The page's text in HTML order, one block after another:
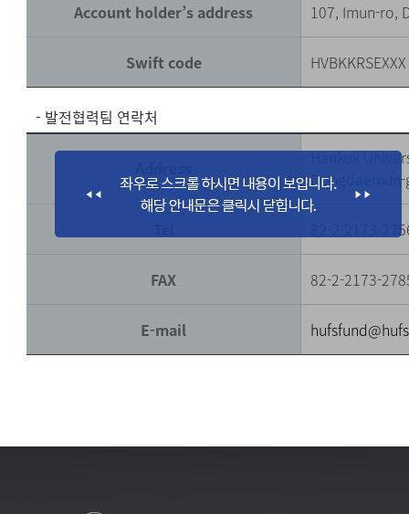
Account holder’s address 107, Imun-ro,
Swift code HVBKKRSEXXX
- 발전협력팀 연락처
Hankuk
Dongdaemun-
82-2-2173-
FAX 82-2-2173-
E-mail